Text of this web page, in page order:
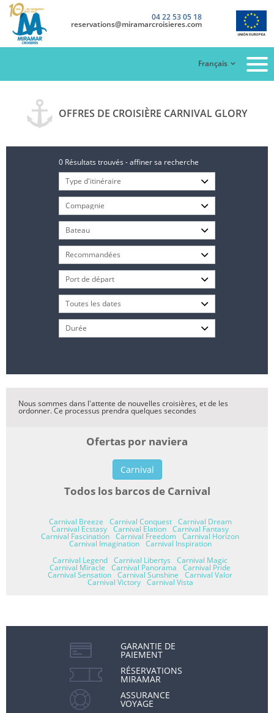
04 22 53 05 18
reservations@miramarcroisieres.com
Français
OFFRES DE CROISIÈRE CARNIVAL GLORY
0 Résultats trouvés - affiner sa recherche
Nous sommes dans l'attente de nouvelles croisières, et de les
ordonner. Ce processus prendra quelques secondes
Ofertas por naviera
Carnival
Todos los barcos de Carnival
Carnival Breeze Carnival Conquest Carnival Dream
Carnival Ecstasy Carnival Elation Carnival Fantasy
Carnival Fascination Carnival Freedom Carnival Horizon
Carnival Imagination
Carnival Inspiration
Carnival Legend Carnival Libertys Carnival Magic
Carnival Miracle Carnival Panorama Carnival Pride
Carnival Sensation Carnival Sunshine Carnival Valor
Carnival Victory Carnival Vista
GARANTIE DE
PAIEMENT
RÉSERVATIONS
MIRAMAR
ASSURANCE
VOYAGE